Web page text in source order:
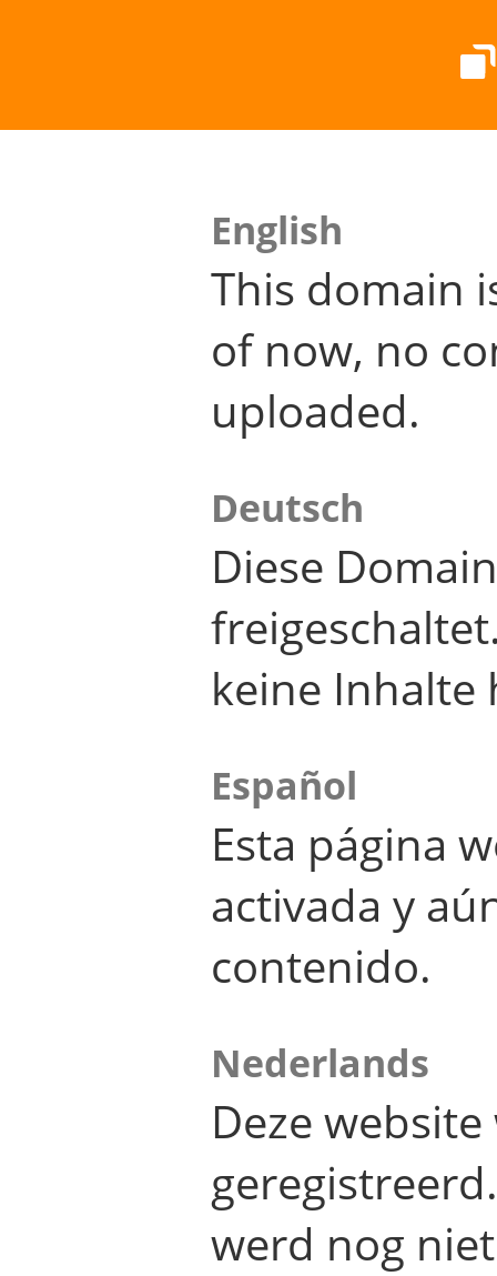
English
This domain
of now, no
uploaded.
Deutsch
Diese
keine Inhalte
Español
Esta página
activada y
contenido.
Nederlands
Deze
werd nog